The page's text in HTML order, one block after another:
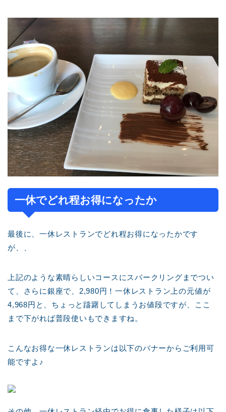
一休でどれ程お得になったか
最後に、一休レストランでどれ程お得になったかです
が、、
上記のような素晴らしいコースにスパークリングまでつい
て、さらに銀座で、2,980円！一休レストラン上の元値が
4,968円と、ちょっと躊躇してしまうお値段ですが、ここ
まで下がれば普段使いもできますね。
こんなお得な一休レストランは以下のバナーからご利用可
能ですよ♪